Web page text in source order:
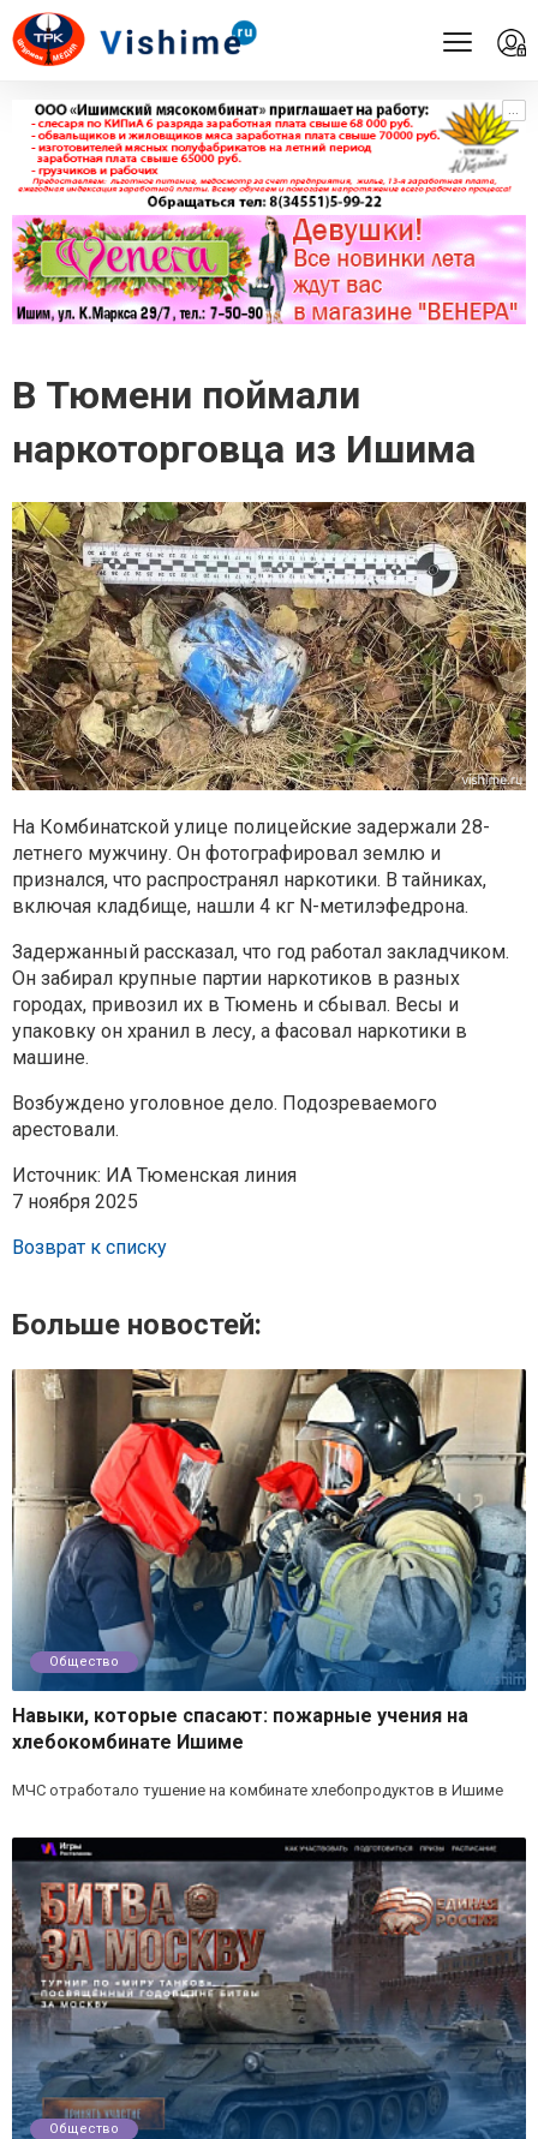
...
...
В Тюмени поймали
наркоторговца из Ишима
На Комбинатской улице полицейские задержали 28-
летнего мужчину. Он фотографировал землю и
признался, что распространял наркотики. В тайниках,
включая кладбище, нашли 4 кг N-метилэфедрона.
Задержанный рассказал, что год работал закладчиком.
Он забирал крупные партии наркотиков в разных
городах, привозил их в Тюмень и сбывал. Весы и
упаковку он хранил в лесу, а фасовал наркотики в
машине.
Возбуждено уголовное дело. Подозреваемого
арестовали.
Источник: ИА Тюменская линия
7 ноября 2025
Возврат к списку
Больше новостей:
Общество
Навыки, которые спасают: пожарные учения на
хлебокомбинате Ишиме
МЧС отработало тушение на комбинате хлебопродуктов в Ишиме
Общество